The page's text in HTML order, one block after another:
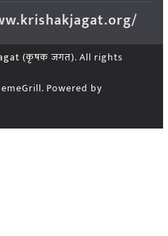
(कृषक जगत). All rights
Powered by